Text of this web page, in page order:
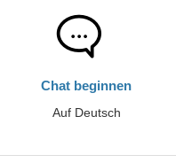
Chat beginnen
Auf Deutsch